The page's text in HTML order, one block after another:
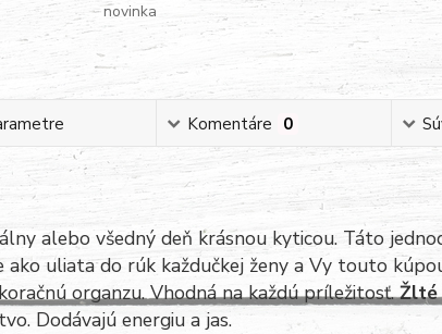
novinka
Komentáre 0
alebo všedný deň krásnou kyticou. Táto
ako uliata do rúk každučkej ženy a Vy touto
organzu.Vhodná na každú príležitosť.Žlté
Dodávajú energiu a jas.